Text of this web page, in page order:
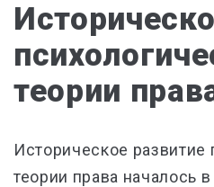
теории
Историческое развитие
теории права началось